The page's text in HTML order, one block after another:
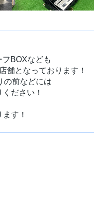
BOXなども
舗となっております！
の前などには
ださい！
す！